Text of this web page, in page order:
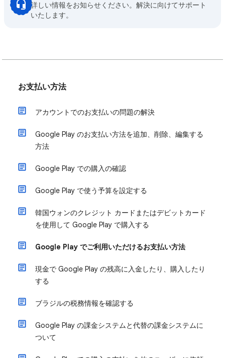
詳しい情報をお知らせください。解決に向けてサポート
いたします。
お支払い方法
アカウントでのお支払いの問題の解決
Google Play のお支払い方法を追加、削除、編集する
方法
Google Play での購入の確認
Google Play で使う予算を設定する
韓国ウォンのクレジット カードまたはデビットカード
を使用して Google Play で購入する
Google Play でご利用いただけるお支払い方法
現金で Google Play の残高に入金したり、購入したり
する
ブラジルの税務情報を確認する
Google Play の課金システムと代替の課金システムに
ついて